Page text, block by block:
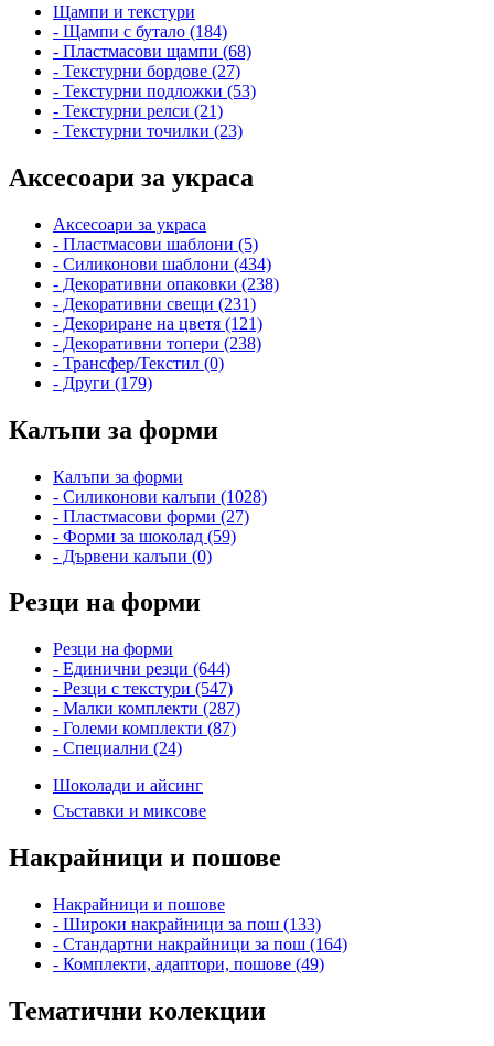
Щампи и текстури
- Щампи с бутало (184)
- Пластмасови щампи (68)
- Текстурни бордове (27)
- Текстурни подложки (53)
- Текстурни релси (21)
- Текстурни точилки (23)
Аксесоари за украса
Аксесоари за украса
- Пластмасови шаблони (5)
- Силиконови шаблони (434)
- Декоративни опаковки (238)
- Декоративни свещи (231)
- Декориране на цветя (121)
- Декоративни топери (238)
- Трансфер/Текстил (0)
- Други (179)
Калъпи за форми
Калъпи за форми
- Силиконови калъпи (1028)
- Пластмасови форми (27)
- Форми за шоколад (59)
- Дървени калъпи (0)
Резци на форми
Резци на форми
- Единични резци (644)
- Резци с текстури (547)
- Малки комплекти (287)
- Големи комплекти (87)
- Специални (24)
Шоколади и айсинг
Съставки и миксове
Накрайници и пошове
Накрайници и пошове
- Широки накрайници за пош (133)
- Стандартни накрайници за пош (164)
- Комплекти, адаптори, пошове (49)
Тематични колекции